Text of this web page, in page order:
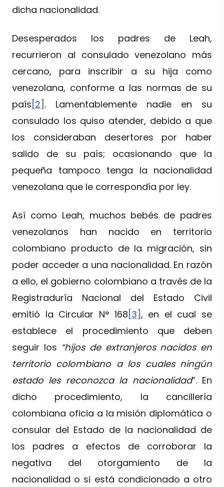
dicha nacionalidad.
Desesperados los padres de Leah,
recurrieron al consulado venezolano más
cercano, para inscribir a su hija como
venezolana, conforme a las normas de su
país [2] . Lamentablemente nadie en su
consulado los quiso atender, debido a que
los consideraban desertores por haber
salido de su país; ocasionando que la
pequeña tampoco tenga la nacionalidad
venezolana que le correspondía por ley.
Así como Leah, muchos bebés de padres
venezolanos han nacido en territorio
colombiano producto de la migración, sin
poder acceder a una nacionalidad. En razón
a ello, el gobierno colombiano a través de la
Registraduría Nacional del Estado Civil
emitió la Circular N° 168 [3], en el cual se
establece el procedimiento que deben
seguir los “hijos de extranjeros nacidos en
territorio colombiano a los cuales ningún
estado les reconozca la nacionalidad”. En
dicho procedimiento, la cancillería
colombiana oficia a la misión diplomática o
consular del Estado de la nacionalidad de
los padres a efectos de corroborar la
negativa del otorgamiento de la
nacionalidad o si está condicionado a otro